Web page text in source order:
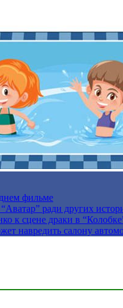
фильме
ради других
к сцене драки в
навредить салону